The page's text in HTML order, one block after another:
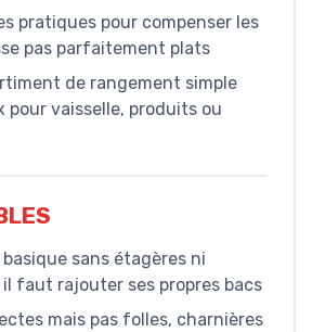
pratiques pour compenser les
pas parfaitement plats
de rangement simple
pour vaisselle, produits ou
sans étagères ni
faut rajouter ses propres bacs
mais pas folles, charnières